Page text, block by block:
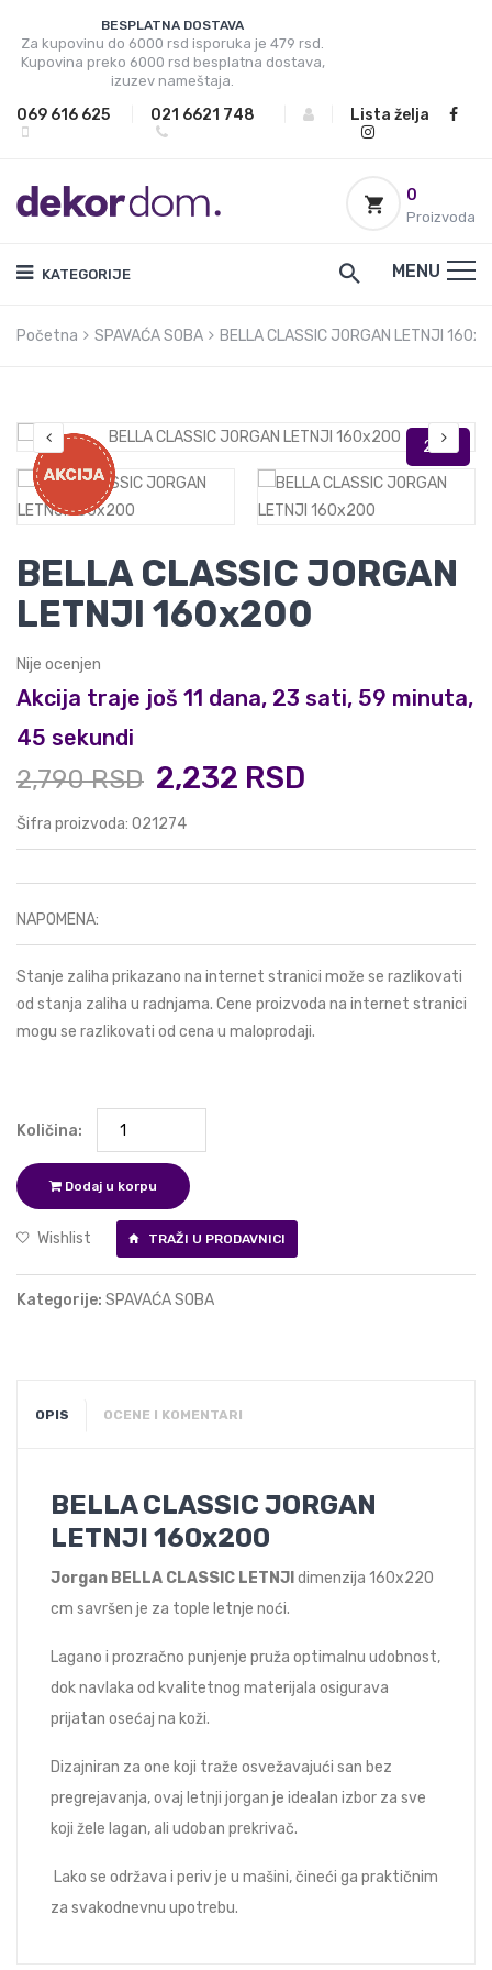
BESPLATNA DOSTAVA
Za kupovinu do 6000 rsd isporuka je 479 rsd.
Kupovina preko 6000 rsd besplatna dostava,
izuzev nameštaja.
069 616 625 021 6621 748 Lista želja
0
Proizvoda
KATEGORIJE MENU
Početna SPAVAĆA SOBA BELLA CLASSIC JORGAN LETNJI
BELLA CLASSIC JORGAN
LETNJI 160x200
Nije ocenjen
Akcija traje još 11 dana, 23 sati, 59 minuta,
45 sekundi
2,790 RSD 2,232 RSD
Šifra proizvoda: 021274
NAPOMENA:
Stanje zaliha prikazano na internet stranici može se razlikovati
od stanja zaliha u radnjama. Cene proizvoda na internet stranici
mogu se razlikovati od cena u maloprodaji.
Količina:
Dodaj u korpu
Wishlist TRAŽI U PRODAVNICI
Kategorije: SPAVAĆA SOBA
OPIS OCENE I KOMENTARI
BELLA CLASSIC JORGAN
LETNJI 160x200
Jorgan BELLA CLASSIC LETNJI dimenzija 160x220
cm savršen je za tople letnje noći.
Lagano i prozračno punjenje pruža optimalnu udobnost,
dok navlaka od kvalitetnog materijala osigurava
prijatan osećaj na koži.
Dizajniran za one koji traže osvežavajući san bez
pregrejavanja, ovaj letnji jorgan je idealan izbor za sve
koji žele lagan, ali udoban prekrivač.
Lako se održava i periv je u mašini, čineći ga praktičnim
za svakodnevnu upotrebu.